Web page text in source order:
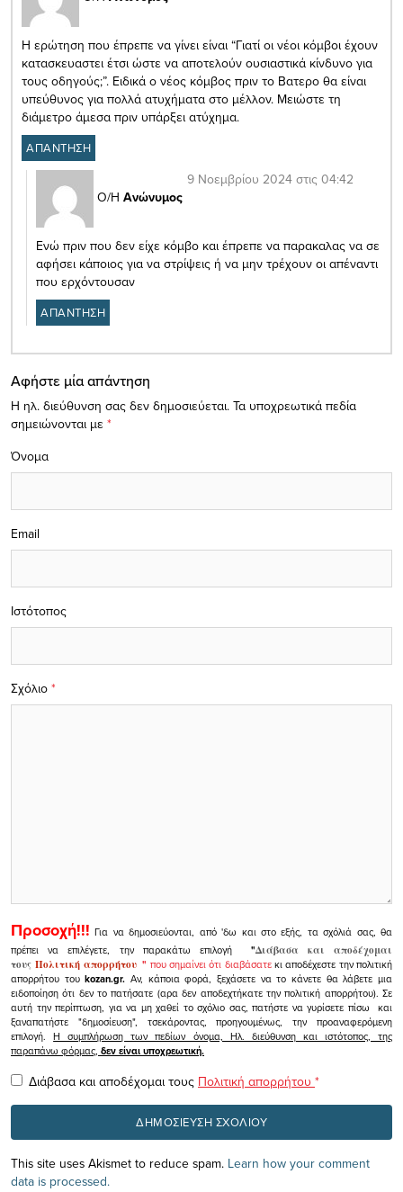
Η ερώτηση που έπρεπε να γίνει είναι “Γιατί οι νέοι κόμβοι έχουν
κατασκευαστει έτσι ώστε να αποτελούν ουσιαστικά κίνδυνο για
τους οδηγούς;”. Ειδικά ο νέος κόμβος πριν το Βατερο θα είναι
υπεύθυνος για πολλά ατυχήματα στο μέλλον. Μειώστε τη
διάμετρο άμεσα πριν υπάρξει ατύχημα.
ΑΠΑΝΤΗΣΗ
Ο/Η Ανώνυμος
9 Νοεμβρίου 2024 στις 04:42
Ενώ πριν που δεν είχε κόμβο και έπρεπε να παρακαλας να σε
αφήσει κάποιος για να στρίψεις ή να μην τρέχουν οι απέναντι
που ερχόντουσαν
ΑΠΑΝΤΗΣΗ
Αφήστε μία απάντηση
Η ηλ. διεύθυνση σας δεν δημοσιεύεται. Τα υποχρεωτικά πεδία
σημειώνονται με *
Σχόλιο *
Όνομα
Email
Ιστότοπος
Προσοχή!!! Για να δημοσιεύονται, από 'δω και στο εξής, τα σχόλιά σας, θα
πρέπει να επιλέγετε, την παρακάτω επιλογή
"Διάβασα και αποδέχομαι
τουςΠολιτική απορρήτου" που σημαίνει ότι διαβάσατεκι αποδέχεστε την πολιτική
απορρήτου τουkozan.gr. Αν, κάποια φορά, ξεχάσετε να το κάνετε θα λάβετε μια
ειδοποίηση ότι δεν το πατήσατε (αρα δεν αποδεχτήκατε την πολιτική απορρήτου). Σε
αυτή την περίπτωση, για να μη χαθεί το σχόλιο σας, πατήστε να γυρίσετε πίσω και
ξαναπατήστε "δημοσίευση", τσεκάροντας, προηγουμένως, την προαναφερόμενη
επιλογή.Η συμπλήρωση των πεδίων όνομα, Ηλ. διεύθυνση και ιστότοπος, της
παραπάνω φόρμας, δεν είναι υποχρεωτική.
Διάβασα και αποδέχομαι τους Πολιτική απορρήτου *
This site uses Akismet to reduce spam. Learn how your comment
data is processed.